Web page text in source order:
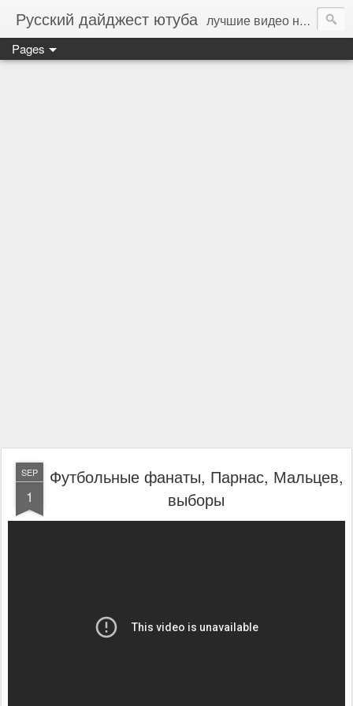
Русский дайджест ютуба лучшие видео на русском языке - стань соавтором (пиши на whotor@ya.ru)
Pages
SEP
1
Футбольные фанаты, Парнас, Мальцев,
выборы